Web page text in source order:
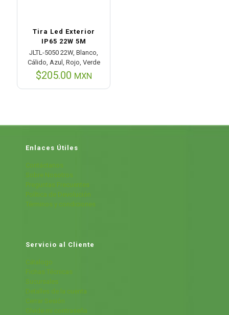
Tira Led Exterior
IP65 22W 5M
JLTL-5050 22W, Blanco,
Cálido, Azul, Rojo, Verde
$205.00 MXN
Enlaces Útiles
Contáctanos
Sobre Nosotros
Preguntas Frecuentes
Política de Devolución
Términos y condiciones
Servicio al Cliente
Cátalogo
Fichas Técnicas
Sucursales
Detalles de la cuenta
Cerrar Sesión
Olvide mi contraseña